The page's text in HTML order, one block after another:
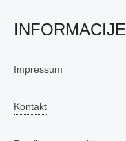
INFORMACIJE
Impressum
Kontakt